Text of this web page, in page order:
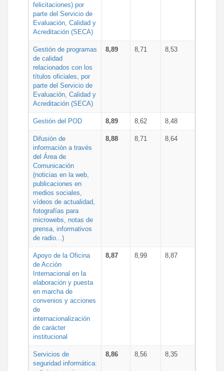
felicitaciones) por
parte del Servicio de
Evaluación, Calidad y
Acreditación (SECA)
Gestión de programas
de calidad
relacionados con los
títulos oficiales, por
parte del Servicio de
Evaluación, Calidad y
Acreditación (SECA)
8,89 8,71 8,53
Gestión del POD 8,89 8,62 8,48
Difusión de
información a través
del Área de
Comunicación
(noticias en la web,
publicaciones en
medios sociales,
vídeos de actualidad,
fotografías para
microwebs, notas de
prensa, informativos
de radio...)
8,88 8,71 8,64
Apoyo de la Oficina
de Acción
Internacional en la
elaboración y puesta
en marcha de
convenios y acciones
de
internacionalización
de carácter
institucional
8,87 8,99 8,87
Servicios de
seguridad informática:
8,86 8,56 8,35